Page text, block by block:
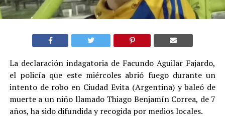
La declaración indagatoria de Facundo Aguilar Fajardo,
el policía que este miércoles abrió fuego durante un
intento de robo en Ciudad Evita (Argentina) y baleó de
muerte a un niño llamado Thiago Benjamín Correa, de 7
años, ha sido difundida y recogida por medios locales.